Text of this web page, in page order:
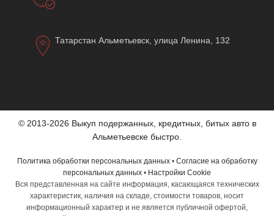
Татарстан Альметьевск, улица Ленина, 132
© 2013-2026 Выкуп подержанных, кредитных, битых авто в
Альметьевске быстро.
Политика обработки персональных данных• Согласие на обработку
персональных данных • Настройки Cookie
Вся представленная на сайте информация, касающаяся технических
характеристик, наличия на складе, стоимости товаров, носит
информационный характер и не является публичной офертой,